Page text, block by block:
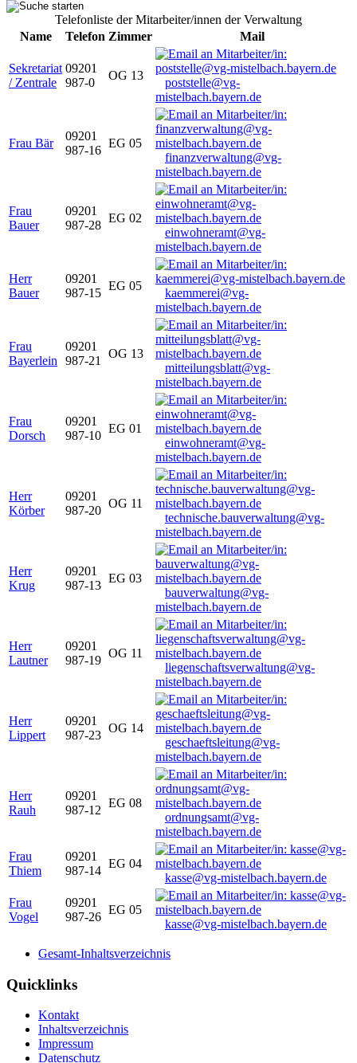
Telefonliste der Mitarbeiter/innen der Verwaltung
Name
Telefon Zimmer Mail
Sekretariat
/ Zentrale
09201
987-0
OG 13
poststelle@vg-
mistelbach.bayern.de
Frau Bär
09201
987-16
EG 05
finanzverwaltung@vg-
mistelbach.bayern.de
Frau
Bauer
09201
987-28
EG 02
einwohneramt@vg-
mistelbach.bayern.de
Herr
Bauer
09201
987-15
EG 05
kaemmerei@vg-
mistelbach.bayern.de
Frau
Bayerlein
09201
987-21
OG 13
mitteilungsblatt@vg-
mistelbach.bayern.de
Frau
Dorsch
09201
987-10
EG 01
einwohneramt@vg-
mistelbach.bayern.de
Herr
Körber
09201
987-20
OG 11
technische.bauverwaltung@vg-
mistelbach.bayern.de
Herr
Krug
09201
987-13
EG 03
bauverwaltung@vg-
mistelbach.bayern.de
Herr
Lautner
09201
987-19
OG 11
liegenschaftsverwaltung@vg-
mistelbach.bayern.de
Herr
Lippert
09201
987-23
OG 14
geschaeftsleitung@vg-
mistelbach.bayern.de
Herr
Rauh
09201
987-12
EG 08
ordnungsamt@vg-
mistelbach.bayern.de
Frau
Thiem
09201
987-14
EG 04
kasse@vg-mistelbach.bayern.de
Frau
Vogel
09201
987-26
EG 05
kasse@vg-mistelbach.bayern.de
Gesamt-Inhaltsverzeichnis
Quicklinks
Kontakt
Inhaltsverzeichnis
Impressum
Datenschutz